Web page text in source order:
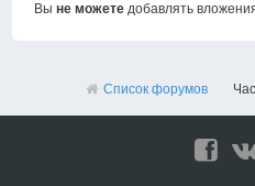
Выне можете добавлять
Список форумов